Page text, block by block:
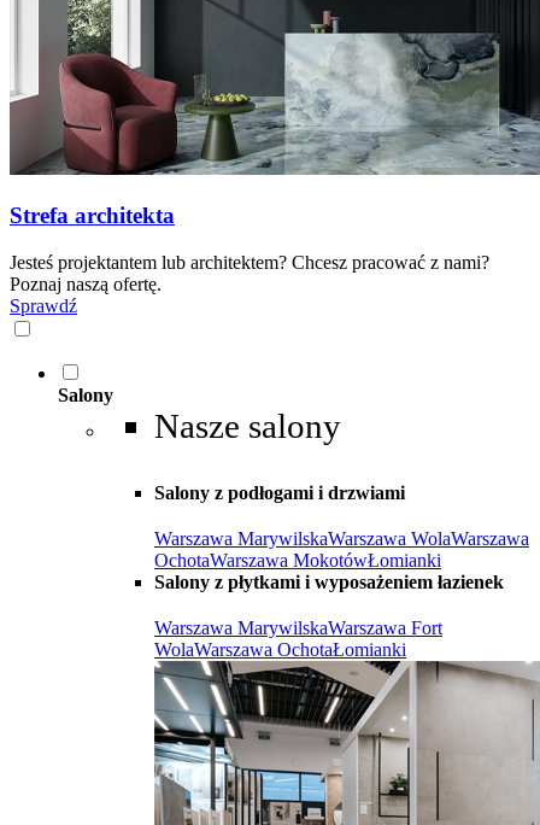
Strefa architekta
Jesteś projektantem lub architektem? Chcesz pracować z nami?
Poznaj naszą ofertę.
Sprawdź
Salony
Nasze salony
Salony z podłogami i drzwiami
Warszawa MarywilskaWarszawa WolaWarszawa
OchotaWarszawa MokotówŁomianki
Salony z płytkami i wyposażeniem łazienek
Warszawa MarywilskaWarszawa Fort
WolaWarszawa OchotaŁomianki